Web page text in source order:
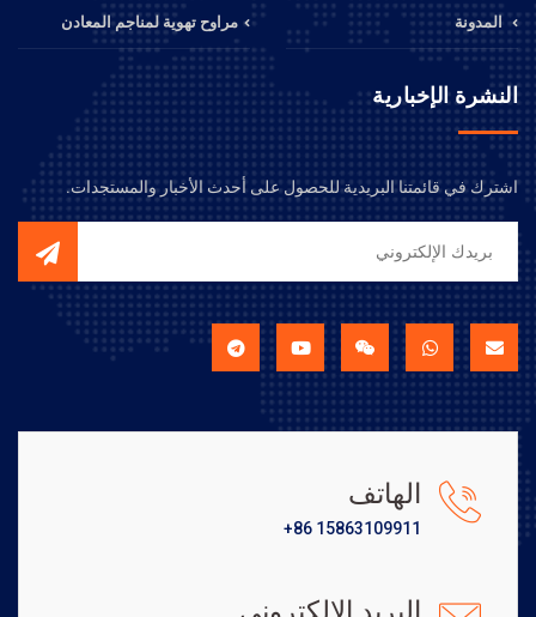
المدونة مراوح تهوية لمناجم المعادن
النشرة الإخبارية
اشترك في قائمتنا البريدية للحصول على أحدث الأخبار والمستجدات.
الهاتف
+86 15863109911